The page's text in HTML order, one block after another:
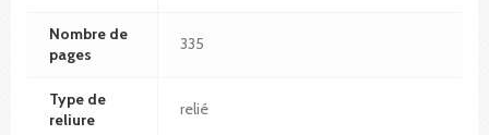
Nombre de
pages
335
Type de
reliure
relié